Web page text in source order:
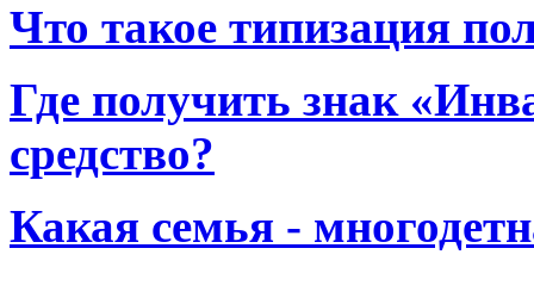
Что такое типизация
Где получить знак
средство?
Какая семья -